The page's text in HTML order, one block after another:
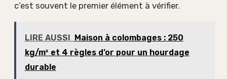
c’est souvent le premier élément à vérifier.
LIRE AUSSI Maison à colombages : 250
kg/m² et 4 règles d’or pour un hourdage
durable